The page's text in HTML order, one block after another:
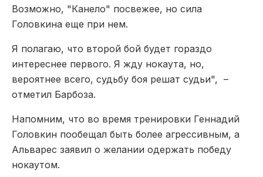
Возможно, "Канело" посвежее, но сила
Головкина еще при нем.
Я полагаю, что второй бой будет гораздо
интереснее первого. Я жду нокаута, но,
вероятнее всего, судьбу боя решат судьи", –
отметил Барбоза.
Напомним, что во время тренировки Геннадий
Головкин пообещал быть более агрессивным, а
Альварес заявил о желании одержать победу
нокаутом.